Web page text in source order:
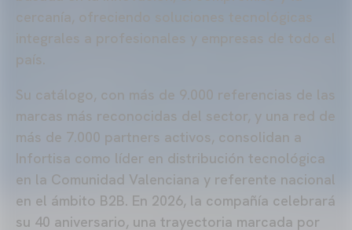
país.
Su catálogo, con más de 9.000 referencias de las
marcas más reconocidas del sector, y una red de
más de 7.000 partners activos, consolidan a
Infortisa como líder en distribución tecnológica
en la Comunidad Valenciana y referente nacional
en el ámbito B2B. En 2026, la compañía celebrará
su 40 aniversario, una trayectoria marcada por